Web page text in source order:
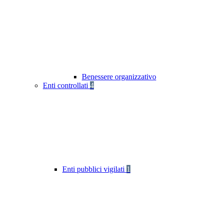
Benessere organizzativo
Enti controllati 4
Enti pubblici vigilati 1